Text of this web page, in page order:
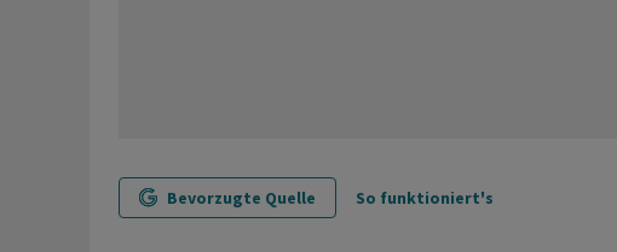
Bevorzugte Quelle So funktioniert's